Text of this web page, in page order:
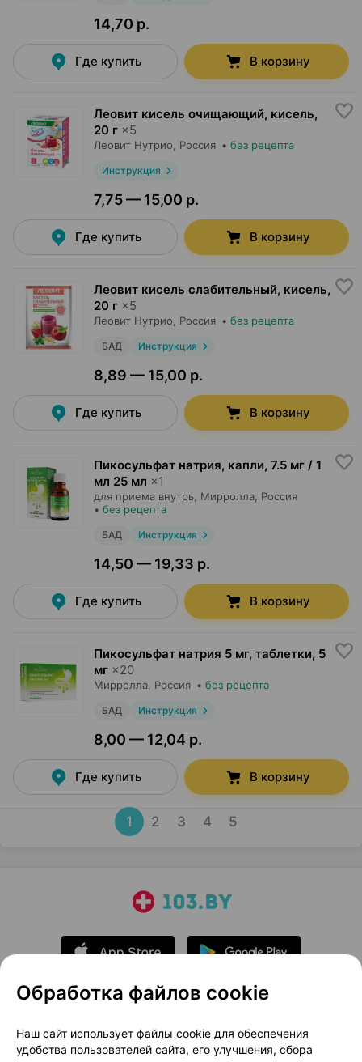
14,70 р.
Где купить В корзину
Леовит кисель очищающий, кисель,
20 г ×5
Леовит Нутрио , Россия • без рецепта
Инструкция
7,75 — 15,00 р.
Где купить В корзину
Леовит кисель слабительный, кисель,
20 г ×5
Леовит Нутрио , Россия • без рецепта
БАД Инструкция
8,89 — 15,00 р.
Где купить В корзину
Пикосульфат натрия, капли, 7.5 мг / 1
мл 25 мл ×1
для приема внутрь, Мирролла , Россия
• без рецепта
БАД Инструкция
14,50 — 19,33 р.
Где купить В корзину
Пикосульфат натрия 5 мг, таблетки, 5
мг ×20
Мирролла , Россия • без рецепта
БАД Инструкция
8,00 — 12,04 р.
Где купить В корзину
1 2 3 4 5
О проекте
Новости проекта
Размещение рекламы
Медицинский маркетинг
Обработка файлов cookie
Наш сайт использует файлы cookie для обеспечения
удобства пользователей сайта, его улучшения, сбора